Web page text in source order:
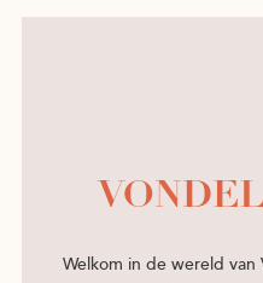
Welkom in de wereld